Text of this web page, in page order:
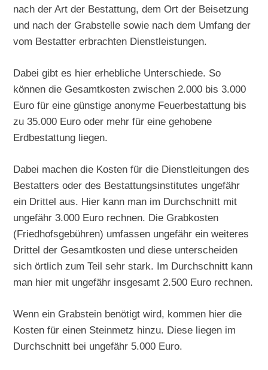
nach der Art der Bestattung, dem Ort der Beisetzung
und nach der Grabstelle sowie nach dem Umfang der
vom Bestatter erbrachten Dienstleistungen.
Dabei gibt es hier erhebliche Unterschiede. So
können die Gesamtkosten zwischen 2.000 bis 3.000
Euro für eine günstige anonyme Feuerbestattung bis
zu 35.000 Euro oder mehr für eine gehobene
Erdbestattung liegen.
Dabei machen die Kosten für die Dienstleitungen des
Bestatters oder des Bestattungsinstitutes ungefähr
ein Drittel aus. Hier kann man im Durchschnitt mit
ungefähr 3.000 Euro rechnen. Die Grabkosten
(Friedhofsgebühren) umfassen ungefähr ein weiteres
Drittel der Gesamtkosten und diese unterscheiden
sich örtlich zum Teil sehr stark. Im Durchschnitt kann
man hier mit ungefähr insgesamt 2.500 Euro rechnen.
Wenn ein Grabstein benötigt wird, kommen hier die
Kosten für einen Steinmetz hinzu. Diese liegen im
Durchschnitt bei ungefähr 5.000 Euro.